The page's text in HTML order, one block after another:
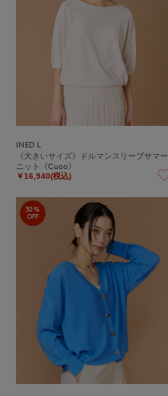
INED L
《大きいサイズ》ドルマンスリーブサマー
ニット《Cuoo》
￥16,940(税込)
30%
OFF